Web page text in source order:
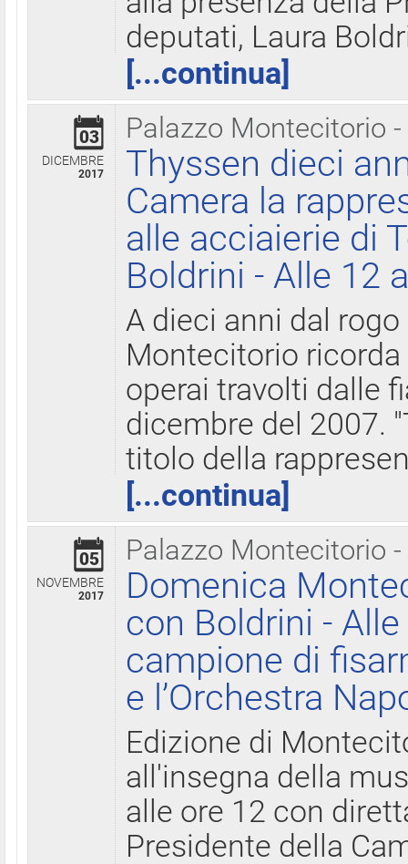
deputati, Laura
[...continua]
Palazzo Montecitorio
03
DICEMBRE
2017
Thyssen dieci
Camera la
alle acciaierie di
Boldrini - Alle 12
A dieci anni dal
Montecitorio
operai travolti dalle
dicembre del 2007.
titolo della
[...continua]
Palazzo Montecitorio
05
NOVEMBRE
2017
Domenica
con Boldrini -
campione di
e l’Orchestra
Edizione di
all'insegna della
alle ore 12 con
Presidente della